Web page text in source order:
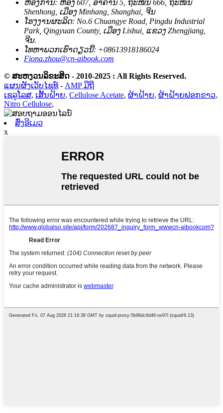
ຫ້ອງການ: ຫ້ອງ 607, ອາຄານ 5, ຖະໜົນ 666, ຖະໜົນ
Shenhong, ເມືອງ Minhang, Shanghai, ຈີນ
ໂຮງງານຜະລິດ: No.6 Chuangye Road, Pingdu Industrial
Park, Qingyuan County, ເມືອງ Lishui, ແຂວງ Zhengjiang,
ຈີນ.
ໂທຫາພວກເຮົາດຽວນີ້: +08613918186024
Fiona.zhou@cn-aibook.com
© ສະຫງວນລິຂະສິດ - 2010-2025 : All Rights Reserved.
ແຜນຜັງເວັບໄຊທ໌ - AMP ມືຖື
ເຊລູໂລສ, ເສັ້ນຝ້າຍ, Cellulose Acetate, ຜ້າຝ້າຍ, ຜ້າຝ້າຍຟອກຂາວ,
Nitro Cellulose,
ສົ່ງອີເມວ
x